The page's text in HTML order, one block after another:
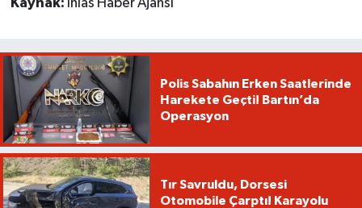
Kaynak: İhlas Haber Ajansı
Polis Sabahın Erken Saatlerinde
Harekete Geçti! Bartın’da
Operasyon
Tır Savruldu, Dorsesi
Otomobile Çarptı! Karayolu